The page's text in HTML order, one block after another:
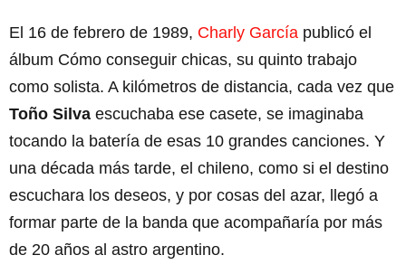
El 16 de febrero de 1989, Charly García publicó el
álbum Cómo conseguir chicas, su quinto trabajo
como solista. A kilómetros de distancia, cada vez que
Toño Silva escuchaba ese casete, se imaginaba
tocando la batería de esas 10 grandes canciones. Y
una década más tarde, el chileno, como si el destino
escuchara los deseos, y por cosas del azar, llegó a
formar parte de la banda que acompañaría por más
de 20 años al astro argentino.